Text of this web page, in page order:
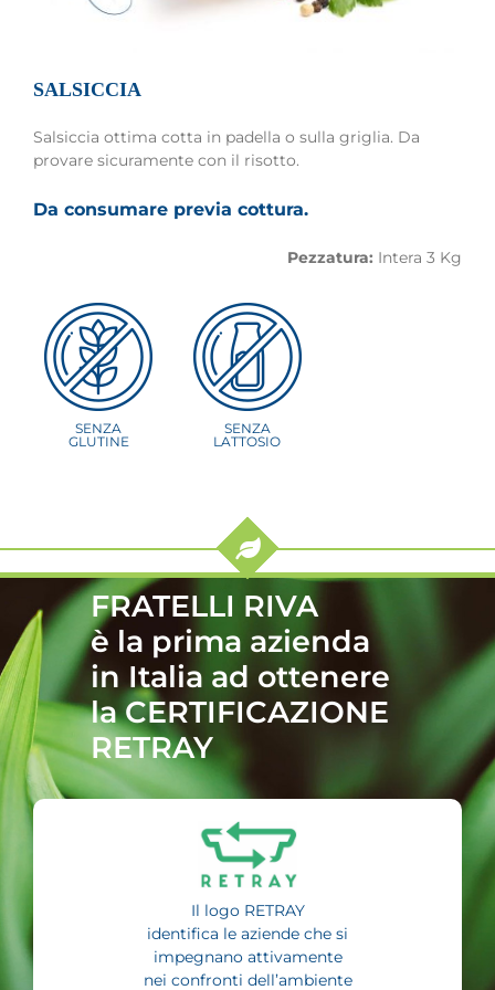
SALSICCIA
Salsiccia ottima cotta in padella o sulla griglia. Da
provare sicuramente con il risotto.
Da consumare previa cottura.
Pezzatura: Intera 3 Kg
SENZA
GLUTINE
SENZA
LATTOSIO
FRATELLI RIVA
è la prima azienda
in Italia ad ottenere
la CERTIFICAZIONE
RETRAY
Il logo RETRAY
identifica le aziende che si
impegnano attivamente
nei confronti dell’ambiente